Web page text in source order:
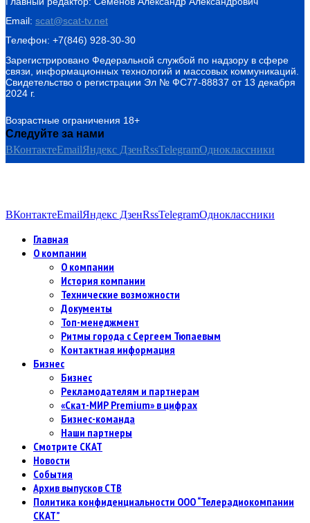
Email: scat@scat-tv.net
Телефон: +7(846) 928-30-30
Зарегистрировано Федеральной службой по надзору в сфере
связи, информационных технологий и массовых коммуникаций.
Свидетельство о регистрации Эл № ФС77-88837 от 13 декабря
2024 г.
Возрастные ограничения 18+
Следуйте за нами
ВКонтактеEmailЯндекс ДзенRssTelegramОдноклассники
ВКонтактеEmailЯндекс ДзенRssTelegramОдноклассники
Главная
О компании
О компании
История компании
Технические возможности
Документы
Топ-менеджмент
Ритмы города с Сергеем Тюпаевым
Контактная информация
Бизнес
Бизнес
Рекламодателям и партнерам
«Скат-МИР Premium» в цифрах
Бизнес-команда
Наши партнеры
Смотрите СКАТ
Новости
События
Архив выпусков СТВ
Политика конфиденциальности ООО “Телерадиокомпании
СКАТ”